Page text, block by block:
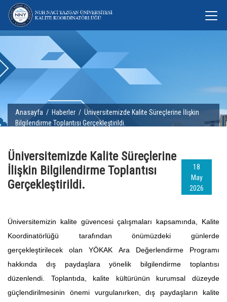
Anasayfa / Haberler / Üniversitemizde Kalite Süreçlerine İlişkin
Bilgilendirme Toplantısı Gerçekleştirildi.
18
May
2026
Üniversitemizde Kalite Süreçlerine
İlişkin Bilgilendirme Toplantısı
Gerçekleştirildi.
Üniversitemizin kalite güvencesi çalışmaları kapsamında, Kalite
Koordinatörlüğü tarafından önümüzdeki günlerde
gerçekleştirilecek olan YÖKAK Ara Değerlendirme Programı
hakkında dış paydaşlara yönelik bilgilendirme toplantısı
düzenlendi. Toplantıda, kalite kültürünün kurumsal düzeyde
güçlendirilmesinin önemi vurgulanırken, dış paydaşların kalite